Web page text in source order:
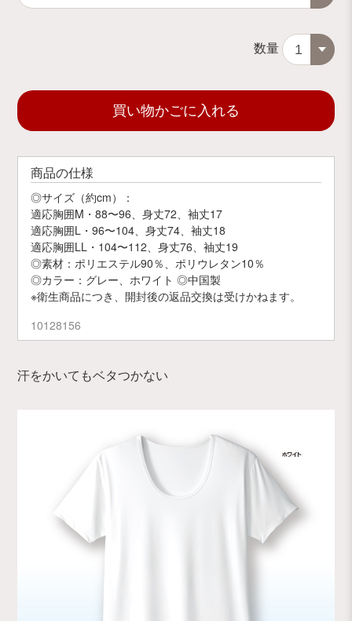
数量
買い物かごに入れる
商品の仕様
◎サイズ（約cm）：
適応胸囲M・88〜96、身丈72、袖丈17
適応胸囲L・96〜104、身丈74、袖丈18
適応胸囲LL・104〜112、身丈76、袖丈19
◎素材：ポリエステル90％、ポリウレタン10％
◎カラー：グレー、ホワイト ◎中国製
※衛生商品につき、開封後の返品交換は受けかねます。
10128156
汗をかいてもベタつかない